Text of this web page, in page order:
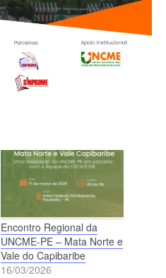
Encontro Regional da
UNCME-PE – Mata Norte e
Vale do Capibaribe
16/03/2026